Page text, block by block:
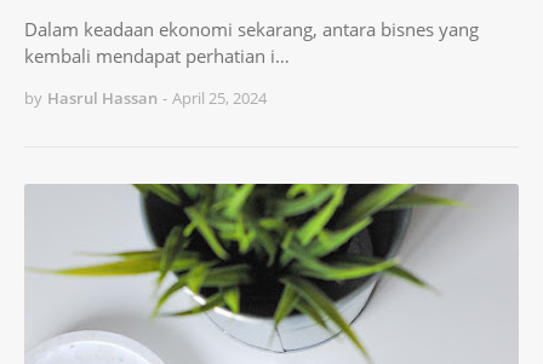
Dalam keadaan ekonomi sekarang, antara bisnes yang
kembali mendapat perhatian i…
by Hasrul Hassan - April 25, 2024